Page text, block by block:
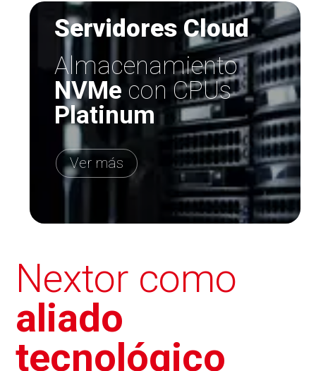
Servidores Cloud
Almacenamiento
NVMe con CPUs
Platinum
Ver más
Nextor como
aliado
tecnológico